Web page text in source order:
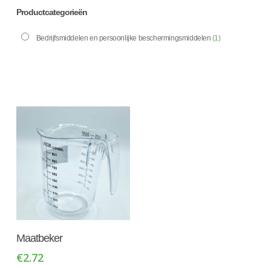
Productcategorieën
Bedrijfsmiddelen en persoonlijke beschermingsmiddelen (1)
Toevoegen Aan
Maatbeker
€2.72